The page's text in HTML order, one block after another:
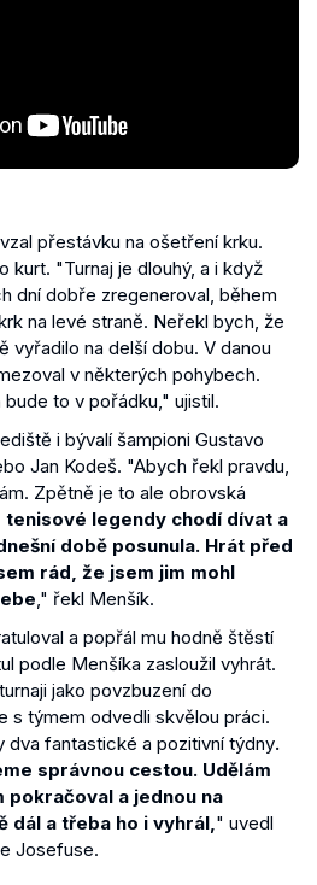
přestávku na ošetření krku.
kurt. "Turnaj je dlouhý, a i když
dní dobře zregeneroval, během
na levé straně. Neřekl bych, že
vyřadilo na delší dobu. V danou
v některých pohybech.
to v pořádku," ujistil.
i bývalí šampioni Gustavo
Jan Kodeš. "Abych řekl pravdu,
Zpětně je to ale obrovská
tenisové legendy chodí dívat a
době posunula. Hrát před
rád, že jsem jim mohl
," řekl Menšík.
a popřál mu hodně štěstí
podle Menšíka zasloužil vyhrát.
jako povzbuzení do
s týmem odvedli skvělou práci.
dva fantastické a pozitivní týdny.
správnou cestou. Udělám
pokračoval a jednou na
dál a třeba ho i vyhrál," uvedl
Josefuse.